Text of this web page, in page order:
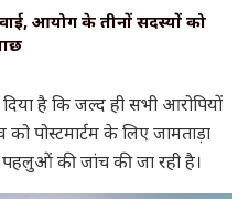
आयोग के तीनों सदस्यों को
है कि जल्द ही सभी आरोपियों
पोस्टमार्टम के लिए जामताड़ा
पहलुओं की जांच की जा रही है।